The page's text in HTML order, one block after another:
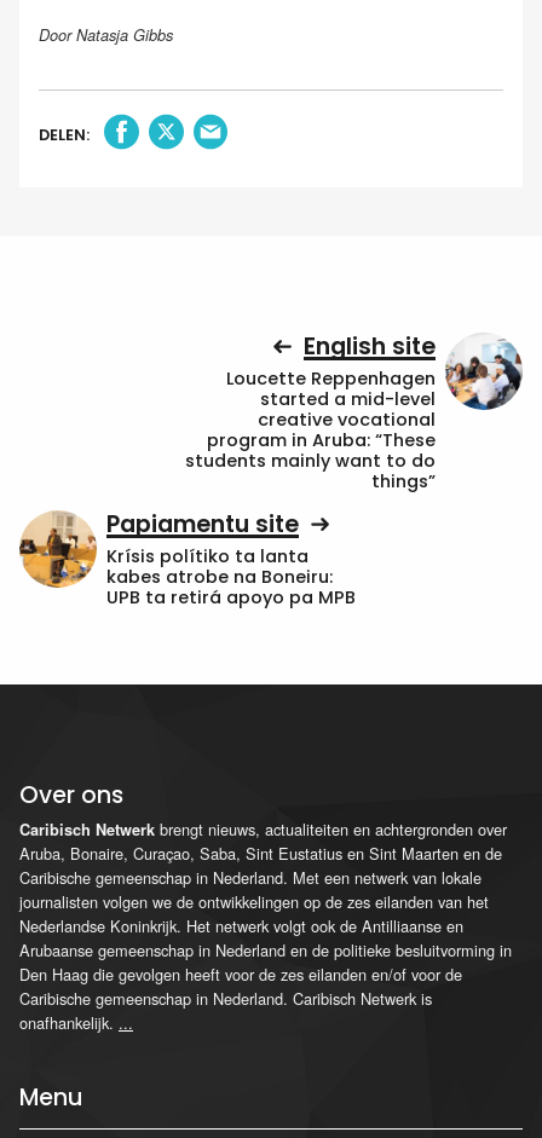
Door Natasja Gibbs
DELEN:
English site
Loucette Reppenhagen
started a mid-level
creative vocational
program in Aruba: “These
students mainly want to do
things”
Papiamentu site
Krísis polítiko ta lanta
kabes atrobe na Boneiru:
UPB ta retirá apoyo pa MPB
Over ons
Caribisch Netwerk brengt nieuws, actualiteiten en achtergronden over
Aruba, Bonaire, Curaçao, Saba, Sint Eustatius en Sint Maarten en de
Caribische gemeenschap in Nederland. Met een netwerk van lokale
journalisten volgen we de ontwikkelingen op de zes eilanden van het
Nederlandse Koninkrijk. Het netwerk volgt ook de Antilliaanse en
Arubaanse gemeenschap in Nederland en de politieke besluitvorming in
Den Haag die gevolgen heeft voor de zes eilanden en/of voor de
Caribische gemeenschap in Nederland. Caribisch Netwerk is
onafhankelijk. ...
Menu